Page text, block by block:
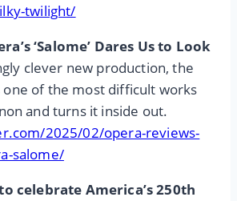
twilight/
‘Salome’ Dares Us to Look
clever new production, the
one of the most difficult works
and turns it inside out.
2025/02/opera-reviews-
salome/
celebrate America’s 250th